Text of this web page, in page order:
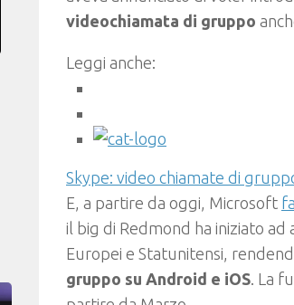
videochiamata di gruppo
Leggi anche:
Skype: video chiamate di
E, a partire da oggi, Microsoft
il big di Redmond ha iniziato
Europei e Statunitensi,
gruppo su Android e iOS. La